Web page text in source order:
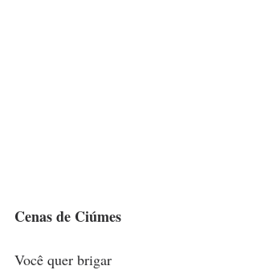
Cenas de Ciúmes
Você quer brigar